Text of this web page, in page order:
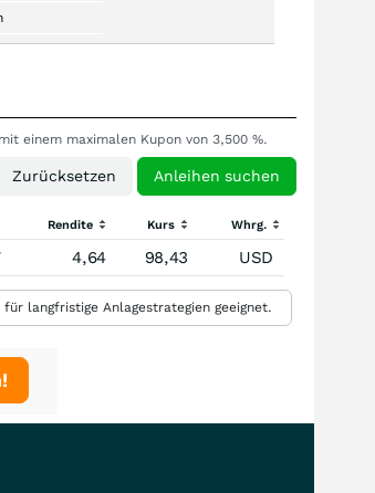
einem maximalen Kupon von 3,500 %.
Rendite Kurs Whrg.
4,64 98,43 USD
langfristige Anlagestrategien geeignet.